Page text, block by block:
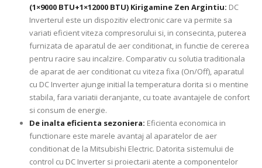
(1×9000 BTU+1×12000 BTU) Kirigamine Zen Argintiu: DC
Inverterul este un dispozitiv electronic care va permite sa
variati eficient viteza compresorului si, in consecinta, puterea
furnizata de aparatul de aer conditionat, in functie de cererea
pentru racire sau incalzire. Comparativ cu solutia traditionala
de aparat de aer conditionat cu viteza fixa (On/Off), aparatul
cu DC Inverter ajunge initial la temperatura dorita si o mentine
stabila, fara variatii deranjante, cu toate avantajele de confort
si consum de energie.
De inalta eficienta sezoniera: Eficienta economica in
functionare este marele avantaj al aparatelor de aer
conditionat de la Mitsubishi Electric. Datorita sistemului de
control cu DC Inverter si proiectarii atente a componentelor